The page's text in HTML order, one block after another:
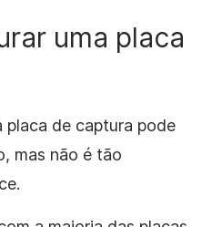
uma placa
placa de captura pode
mas não é tão